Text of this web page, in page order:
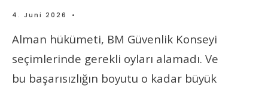
4. Juni 2026 •
Alman hükümeti, BM Güvenlik Konseyi
seçimlerinde gerekli oyları alamadı. Ve
bu başarısızlığın boyutu o kadar büyük